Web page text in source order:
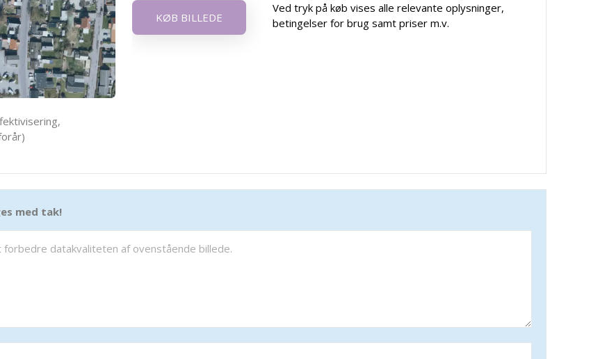
KØB BILLEDE
Ved tryk på køb vises alle relevante oplysninger,
betingelser for brug samt priser m.v.
med tak!